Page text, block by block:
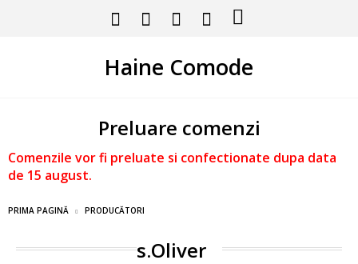
Haine Comode
Preluare comenzi
Comenzile vor fi preluate si confectionate dupa data
de 15 august.
PRIMA PAGINĂ PRODUCĂTORI
s.Oliver